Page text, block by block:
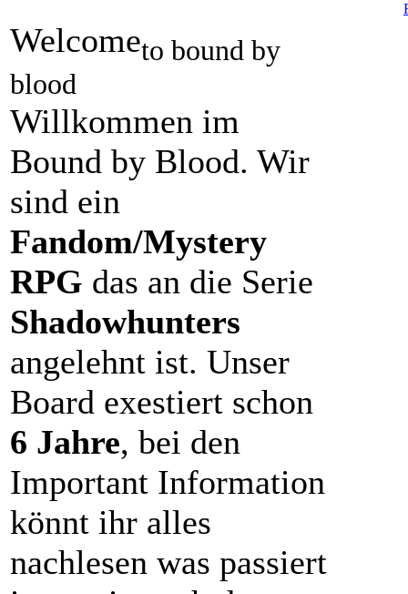
Welcometo bound by
blood
Willkommen im
Bound by Blood. Wir
sind ein
Fandom/Mystery
RPG das an die Serie
Shadowhunters
angelehnt ist. Unser
Board exestiert schon
6 Jahre, bei den
Important Information
könnt ihr alles
nachlesen was passiert